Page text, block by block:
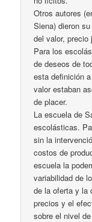
Otros autores
Siena) dieron
del valor, precio
Para los
de deseos de
esta definición
valor estaban
de placer.
La escuela de
escolásticas.
sin la
costos de
escuela la
variabilidad de
de la oferta y la
precios y el
sobre el nivel